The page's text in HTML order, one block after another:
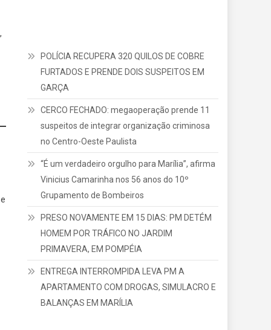
POLÍCIA RECUPERA 320 QUILOS DE COBRE
FURTADOS E PRENDE DOIS SUSPEITOS EM
GARÇA
CERCO FECHADO: megaoperação prende 11
suspeitos de integrar organização criminosa
no Centro-Oeste Paulista
“É um verdadeiro orgulho para Marília”, afirma
Vinicius Camarinha nos 56 anos do 10º
Grupamento de Bombeiros
PRESO NOVAMENTE EM 15 DIAS: PM DETÉM
HOMEM POR TRÁFICO NO JARDIM
PRIMAVERA, EM POMPÉIA
ENTREGA INTERROMPIDA LEVA PM A
APARTAMENTO COM DROGAS, SIMULACRO E
BALANÇAS EM MARÍLIA